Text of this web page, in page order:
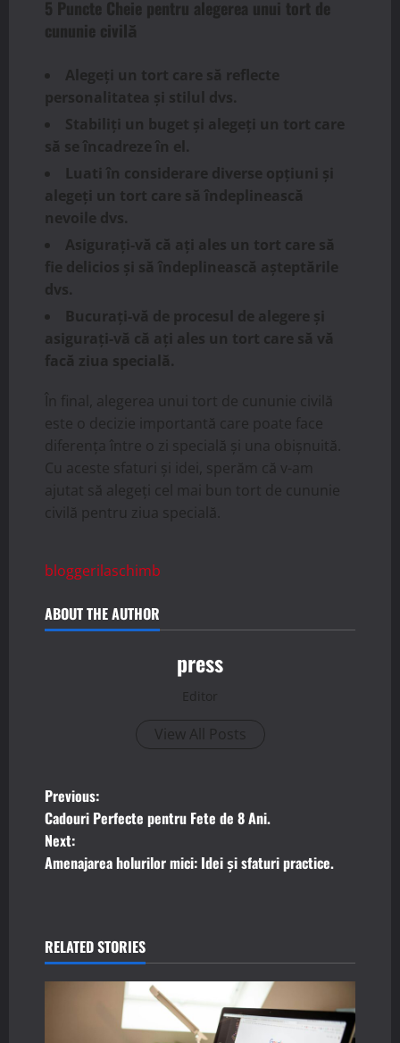
5 Puncte Cheie pentru alegerea unui tort de
cununie civilă
Alegeți un tort care să reflecte
personalitatea și stilul dvs.
Stabiliți un buget și alegeți un tort care
să se încadreze în el.
Luati în considerare diverse opțiuni și
alegeți un tort care să îndeplinească
nevoile dvs.
Asigurați-vă că ați ales un tort care să
fie delicios și să îndeplinească așteptările
dvs.
Bucurați-vă de procesul de alegere și
asigurați-vă că ați ales un tort care să vă
facă ziua specială.
În final, alegerea unui tort de cununie civilă
este o decizie importantă care poate face
diferența între o zi specială și una obișnuită.
Cu aceste sfaturi și idei, sperăm că v-am
ajutat să alegeți cel mai bun tort de cununie
civilă pentru ziua specială.
bloggerilaschimb
ABOUT THE AUTHOR
press
Editor
View All Posts
P
o
s
n
a
Previous:
Cadouri Perfecte pentru Fete de 8 Ani.
Next:
Amenajarea holurilor mici: Idei și sfaturi practice.
RELATED STORIES